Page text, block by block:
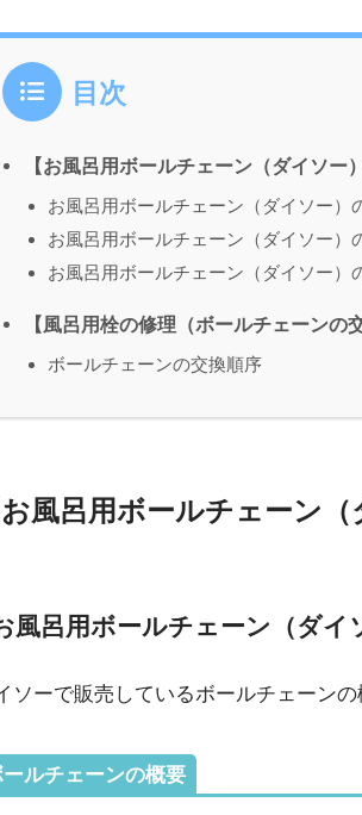
目次
【お風呂用ボールチェーン（ダイソー
お風呂用ボールチェーン（ダイソー）
お風呂用ボールチェーン（ダイソー）
お風呂用ボールチェーン（ダイソー）
【風呂用栓の修理（ボールチェーンの
ボールチェーンの交換順序
お風呂用ボールチェーン
風呂用ボールチェーン（ダイ
ソーで販売しているボールチェーン
ルチェーンの概要